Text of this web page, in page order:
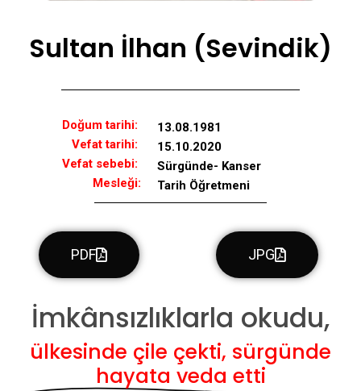
Sultan İlhan (Sevindik)
Doğum tarihi:
Vefat tarihi:
Vefat sebebi:
Mesleği:
13.08.1981
15.10.2020
Sürgünde- Kanser
Tarih Öğretmeni
PDF JPG
İmkânsızlıklarla okudu,
ülkesinde çile çekti, sürgünde
hayata veda etti